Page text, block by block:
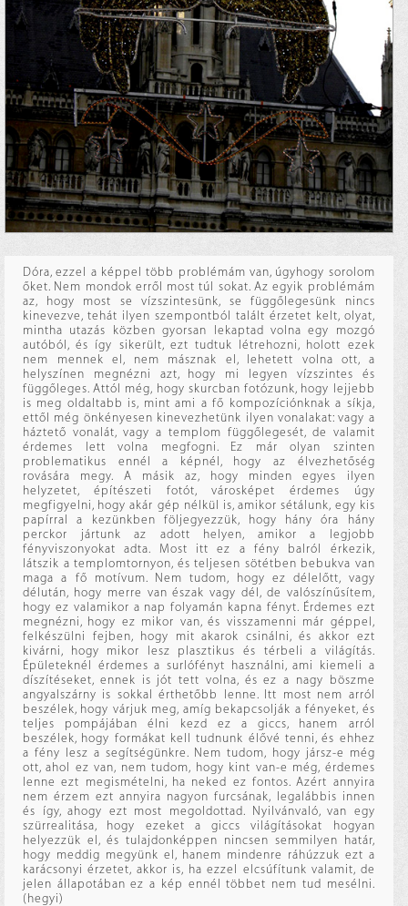
Dóra, ezzel a képpel több problémám van, úgyhogy sorolom
őket. Nem mondok erről most túl sokat. Az egyik problémám
az, hogy most se vízszintesünk, se függőlegesünk nincs
kinevezve, tehát ilyen szempontból talált érzetet kelt, olyat,
mintha utazás közben gyorsan lekaptad volna egy mozgó
autóból, és így sikerült, ezt tudtuk létrehozni, holott ezek
nem mennek el, nem másznak el, lehetett volna ott, a
helyszínen megnézni azt, hogy mi legyen vízszintes és
függőleges. Attól még, hogy skurcban fotózunk, hogy lejjebb
is meg oldaltabb is, mint ami a fő kompozíciónknak a síkja,
ettől még önkényesen kinevezhetünk ilyen vonalakat: vagy a
háztető vonalát, vagy a templom függőlegesét, de valamit
érdemes lett volna megfogni. Ez már olyan szinten
problematikus ennél a képnél, hogy az élvezhetőség
rovására megy. A másik az, hogy minden egyes ilyen
helyzetet, építészeti fotót, városképet érdemes úgy
megfigyelni, hogy akár gép nélkül is, amikor sétálunk, egy kis
papírral a kezünkben följegyezzük, hogy hány óra hány
perckor jártunk az adott helyen, amikor a legjobb
fényviszonyokat adta. Most itt ez a fény balról érkezik,
látszik a templomtornyon, és teljesen sötétben bebukva van
maga a fő motívum. Nem tudom, hogy ez délelőtt, vagy
délután, hogy merre van észak vagy dél, de valószínűsítem,
hogy ez valamikor a nap folyamán kapna fényt. Érdemes ezt
megnézni, hogy ez mikor van, és visszamenni már géppel,
felkészülni fejben, hogy mit akarok csinálni, és akkor ezt
kivárni, hogy mikor lesz plasztikus és térbeli a világítás.
Épületeknél érdemes a surlófényt használni, ami kiemeli a
díszítéseket, ennek is jót tett volna, és ez a nagy böszme
angyalszárny is sokkal érthetőbb lenne. Itt most nem arról
beszélek, hogy várjuk meg, amíg bekapcsolják a fényeket, és
teljes pompájában élni kezd ez a giccs, hanem arról
beszélek, hogy formákat kell tudnunk élővé tenni, és ehhez
a fény lesz a segítségünkre. Nem tudom, hogy jársz-e még
ott, ahol ez van, nem tudom, hogy kint van-e még, érdemes
lenne ezt megismételni, ha neked ez fontos. Azért annyira
nem érzem ezt annyira nagyon furcsának, legalábbis innen
és így, ahogy ezt most megoldottad. Nyilvánvaló, van egy
szürrealitása, hogy ezeket a giccs világításokat hogyan
helyezzük el, és tulajdonképpen nincsen semmilyen határ,
hogy meddig megyünk el, hanem mindenre ráhúzzuk ezt a
karácsonyi érzetet, akkor is, ha ezzel elcsúfítunk valamit, de
jelen állapotában ez a kép ennél többet nem tud mesélni.
(hegyi)